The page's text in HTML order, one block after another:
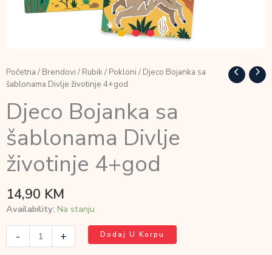
Početna / Brendovi / Rubik/ Pokloni / Djeco Bojanka sa
šablonama Divlje životinje 4+god
Djeco Bojanka sa
šablonama Divlje
životinje 4+god
14,90 KM
Availability: Na stanju
- + Dodaj U Korpu